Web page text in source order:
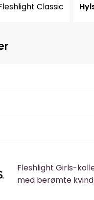
Classic
Fleshlight Girls-
med berømte